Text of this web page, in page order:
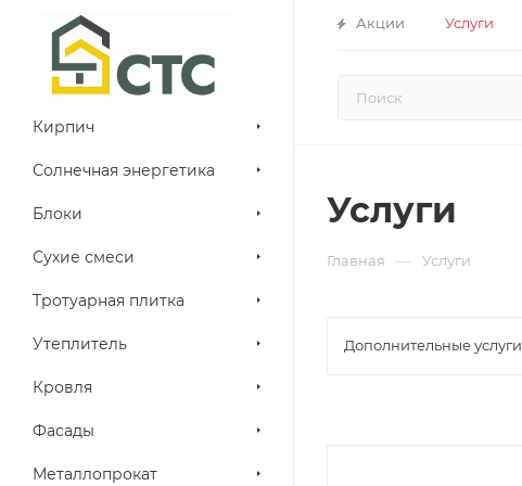
Акции Услуги
Кирпич
Солнечная энергетика
Блоки
Сухие смеси
Тротуарная плитка
Утеплитель
Кровля
Фасады
Металлопрокат
Услуги
Главная — Услуги
Дополнительные услуги